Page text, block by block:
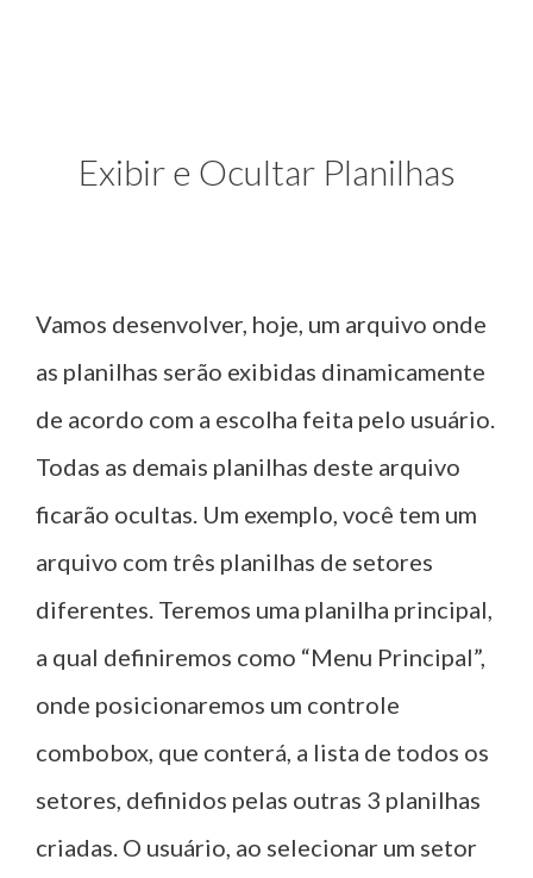
Exibir e Ocultar Planilhas
Vamos desenvolver, hoje, um arquivo onde
as planilhas serão exibidas dinamicamente
de acordo com a escolha feita pelo usuário.
Todas as demais planilhas deste arquivo
ficarão ocultas. Um exemplo, você tem um
arquivo com três planilhas de setores
diferentes. Teremos uma planilha principal,
a qual definiremos como “Menu Principal”,
onde posicionaremos um controle
combobox, que conterá, a lista de todos os
setores, definidos pelas outras 3 planilhas
criadas. O usuário, ao selecionar um setor